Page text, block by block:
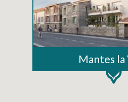
Mantes la